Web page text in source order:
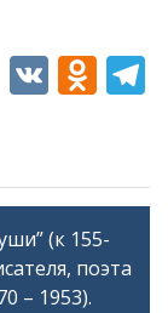
V O
o
kl
as
(к 155-
поэта
– 1953).